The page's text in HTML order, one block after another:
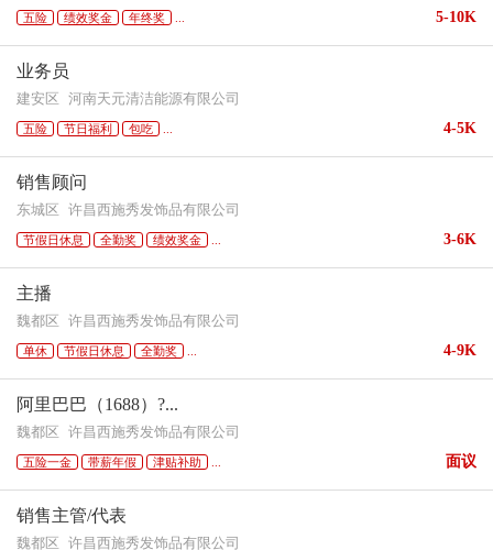
五险 绩效奖金 年终奖 5-10K
业务员
建安区 河南天元清洁能源有限公司
五险 节日福利 包吃 4-5K
销售顾问
东城区 许昌西施秀发饰品有限公司
节假日休息 全勤奖 绩效奖金 3-6K
主播
魏都区 许昌西施秀发饰品有限公司
单休 节假日休息 全勤奖 4-9K
阿里巴巴（1688）?...
魏都区 许昌西施秀发饰品有限公司
五险一金 带薪年假 津贴补助 面议
销售主管/代表
魏都区 许昌西施秀发饰品有限公司